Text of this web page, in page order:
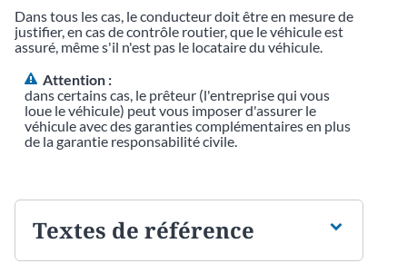
Dans tous les cas, le conducteur doit être en mesure de
justifier, en cas de contrôle routier, que le véhicule est
assuré, même s'il n'est pas le locataire du véhicule.
Attention :
dans certains cas, le prêteur (l'entreprise qui vous
loue le véhicule) peut vous imposer d'assurer le
véhicule avec des garanties complémentaires en plus
de la garantie responsabilité civile.
Textes de référence